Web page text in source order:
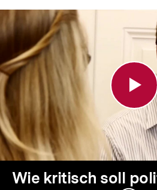
Wie
kritisch
soll
politische
Bildung
sein?
Wie kritisch soll